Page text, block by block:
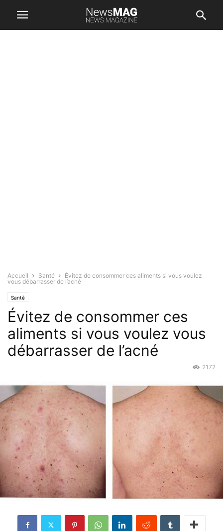
Accueil Santé
Évitez de consommer ces aliments si vous voulez
vous débarrasser de l’acné
Santé
Évitez de consommer ces
aliments si vous voulez vous
débarrasser de l’acné
2172